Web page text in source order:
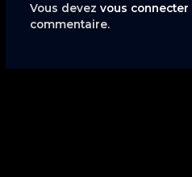
Vous devez vous connecter
commentaire.